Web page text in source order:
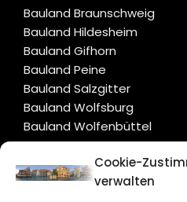
Cookie-
verwalten
Bauland Braunschweig
Bauland Hildesheim
Bauland Gifhorn
Bauland Peine
Bauland Salzgitter
Bauland Wolfsburg
Bauland Wolfenbüttel
CITYLIFE!